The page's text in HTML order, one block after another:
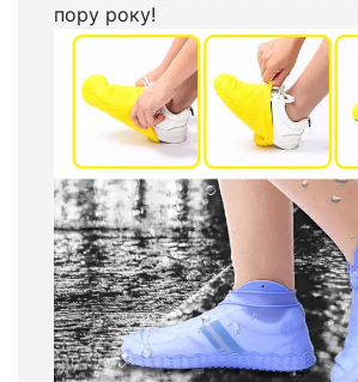
пору року!